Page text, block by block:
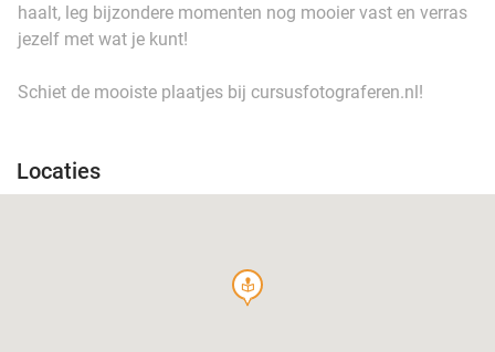
haalt, leg bijzondere momenten nog mooier vast en verras
jezelf met wat je kunt!
Schiet de mooiste plaatjes bij cursusfotograferen.nl!
Locaties
course